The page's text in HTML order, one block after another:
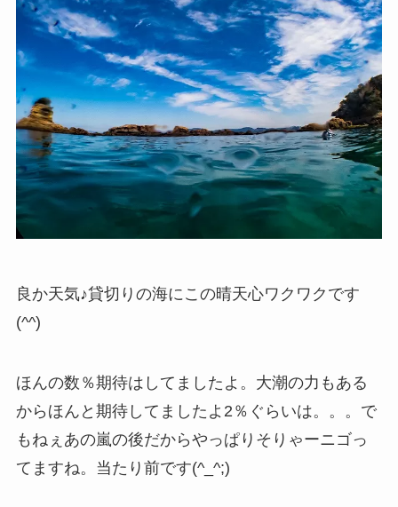
良か天気♪貸切りの海にこの晴天心ワクワクです
(^^)
ほんの数％期待はしてましたよ。大潮の力もある
からほんと期待してましたよ2％ぐらいは。。。で
もねぇあの嵐の後だからやっぱりそりゃーニゴっ
てますね。当たり前です(^_^;)